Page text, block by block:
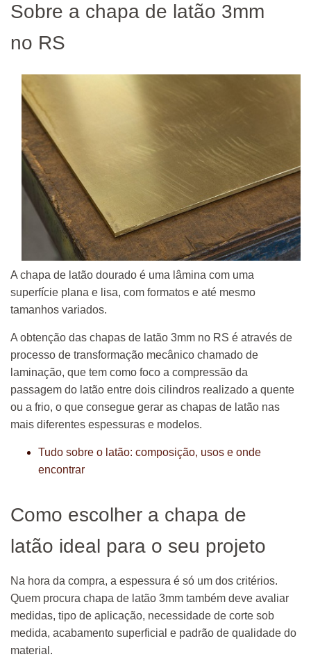
Sobre a chapa de latão 3mm
no RS
A chapa de latão dourado é uma lâmina com uma
superfície plana e lisa, com formatos e até mesmo
tamanhos variados.
A obtenção das chapas de latão 3mm no RS é através de
processo de transformação mecânico chamado de
laminação, que tem como foco a compressão da
passagem do latão entre dois cilindros realizado a quente
ou a frio, o que consegue gerar as chapas de latão nas
mais diferentes espessuras e modelos.
Tudo sobre o latão: composição, usos e onde
encontrar
Como escolher a chapa de
latão ideal para o seu projeto
Na hora da compra, a espessura é só um dos critérios.
Quem procura chapa de latão 3mm também deve avaliar
medidas, tipo de aplicação, necessidade de corte sob
medida, acabamento superficial e padrão de qualidade do
material.